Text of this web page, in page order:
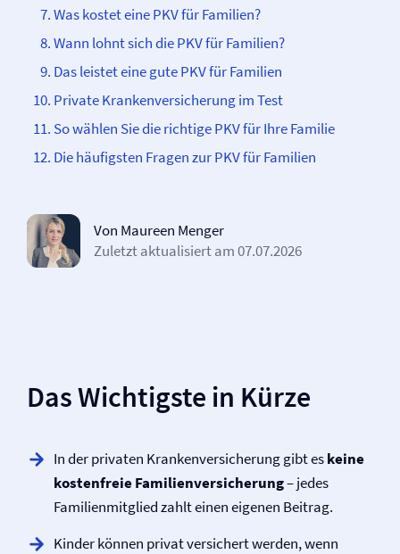
Was kostet eine PKV für Familien?
Wann lohnt sich die PKV für Familien?
Das leistet eine gute PKV für Familien
Private Kranken­­versicherung im Test
So wählen Sie die richtige PKV für Ihre Familie
Die häufigsten Fragen zur PKV für Familien
Von Maureen Menger
Zuletzt aktualisiert am07.07.2026
Das Wichtigste in Kürze
In der privaten Kranken­versicherung gibt eskeine
kostenfreie Familien­versicherung– jedes
Familienmitglied zahlt einen eigenen Beitrag.
Kinder können privat versichert werden, wenn